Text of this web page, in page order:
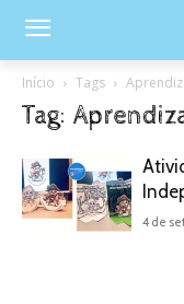
Início Tags
Tag:
4 de